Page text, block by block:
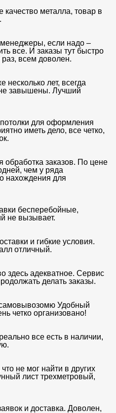
металла, товар в
если надо –
все. И заказы тут быстро
всем доволен.
лет, всегда
завышены. Лучший
для оформления
иметь дело, все четко,
заказов. По цене
чем у ряда
нахождения для
бесперебойные,
не вызывает.
и гибкие условия.
отличный.
здесь адекватное. Сервис
делать заказы.
Удобный
четко организовано!
все есть в наличии,
не мог найти в других
лист трехметровый,
и доставка. Доволен,